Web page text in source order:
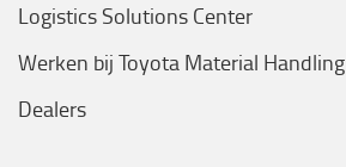
Logistics Solutions Center
Werken bij Toyota Material Handling
Dealers